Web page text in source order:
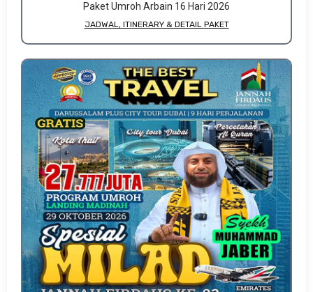
Paket Umroh Arbain 16 Hari 2026
JADWAL, ITINERARY & DETAIL PAKET